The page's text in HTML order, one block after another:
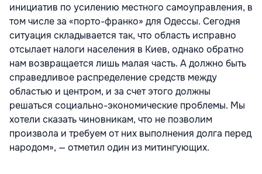
инициатив по усилению местного самоуправления, в
том числе за «порто-франко» для Одессы. Сегодня
ситуация складывается так, что область исправно
отсылает налоги населения в Киев, однако обратно
нам возвращается лишь малая часть. А должно быть
справедливое распределение средств между
областью и центром, и за счет этого должны
решаться социально-экономические проблемы. Мы
хотели сказать чиновникам, что не позволим
произвола и требуем от них выполнения долга перед
народом», — отметил один из митингующих.